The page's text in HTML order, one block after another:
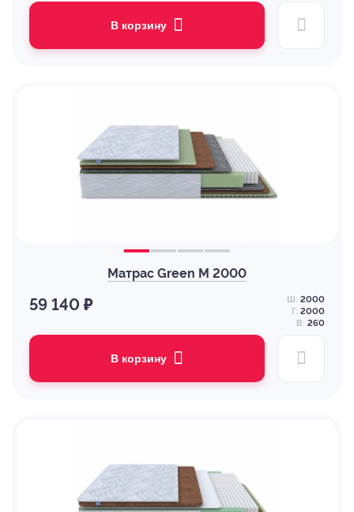
В корзину
Матрас Green M 2000
59 140 ₽ Ш: 2000
Г: 2000
В: 260
В корзину